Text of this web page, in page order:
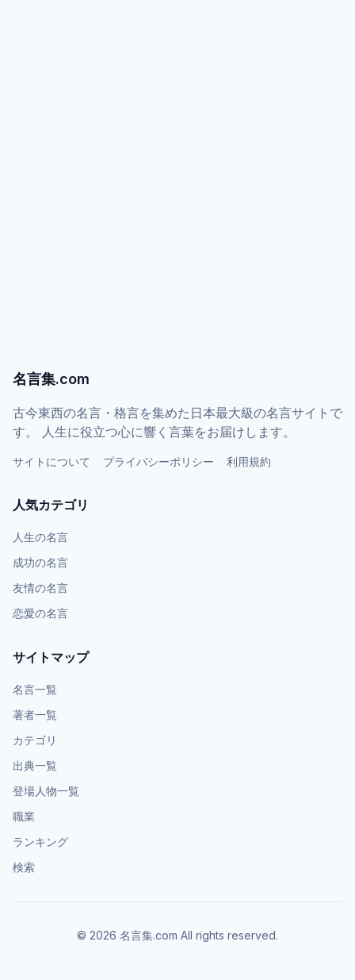
名言集.com
古今東西の名言・格言を集めた日本最大級の名言サイトで
す。 人生に役立つ心に響く言葉をお届けします。
サイトについて プライバシーポリシー 利用規約
人気カテゴリ
人生の名言
成功の名言
友情の名言
恋愛の名言
サイトマップ
名言一覧
著者一覧
カテゴリ
出典一覧
登場人物一覧
職業
ランキング
検索
© 2026 名言集.com All rights reserved.